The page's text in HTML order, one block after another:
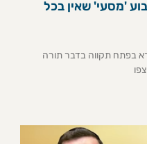
'מסעי' שאין בכל
בפתח תקווה בדבר תורה